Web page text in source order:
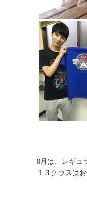
8月は、レギュ
１３クラスは